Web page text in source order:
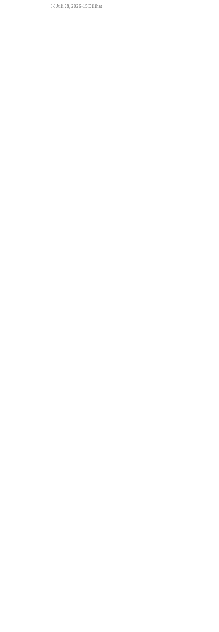
Juli 28, 2026•15 Dilihat